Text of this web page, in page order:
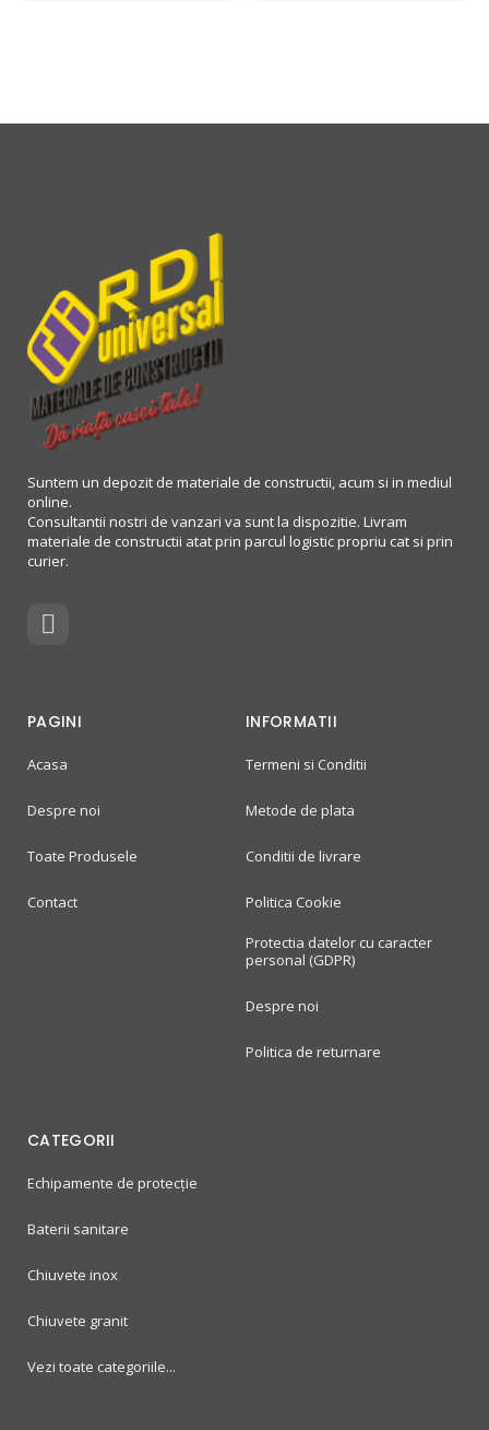
Suntem un depozit de materiale de constructii, acum si in mediul
online.
Consultantii nostri de vanzari va sunt la dispozitie. Livram
materiale de constructii atat prin parcul logistic propriu cat si prin
curier.
PAGINI
Acasa
Despre noi
Toate Produsele
Contact
INFORMATII
Termeni si Conditii
Metode de plata
Conditii de livrare
Politica Cookie
Protectia datelor cu caracter
personal (GDPR)
Despre noi
Politica de returnare
CATEGORII
Echipamente de protecție
Baterii sanitare
Chiuvete inox
Chiuvete granit
Vezi toate categoriile...